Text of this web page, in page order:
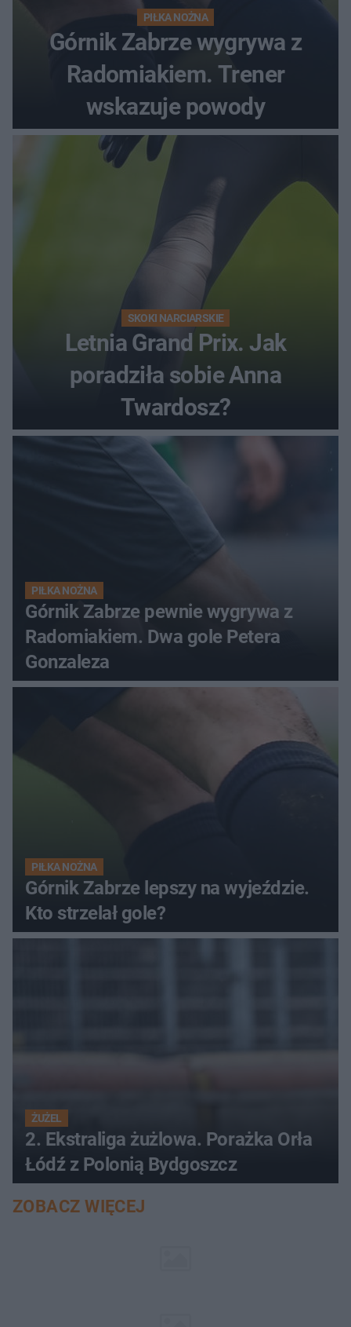
PIŁKA NOŻNA
Górnik Zabrze wygrywa z
Radomiakiem. Trener
wskazuje powody
SKOKI NARCIARSKIE
Letnia Grand Prix. Jak
poradziła sobie Anna
Twardosz?
PIŁKA NOŻNA
Górnik Zabrze pewnie wygrywa z
Radomiakiem. Dwa gole Petera
Gonzaleza
PIŁKA NOŻNA
Górnik Zabrze lepszy na wyjeździe.
Kto strzelał gole?
ŻUŻEL
2. Ekstraliga żużlowa. Porażka Orła
Łódź z Polonią Bydgoszcz
ZOBACZ WIĘCEJ